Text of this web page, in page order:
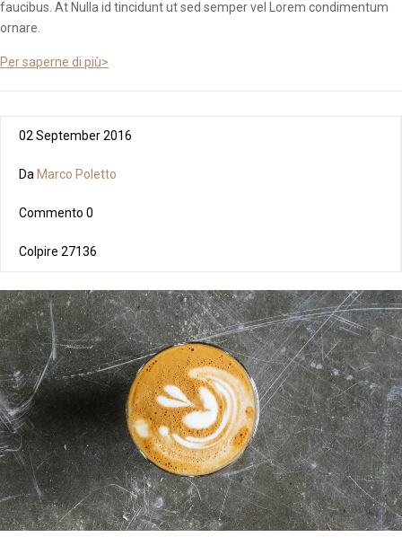
faucibus. At Nulla id tincidunt ut sed semper vel Lorem condimentum
ornare.
Per saperne di più>
02 September 2016
Da Marco Poletto
Commento 0
Colpire 27136